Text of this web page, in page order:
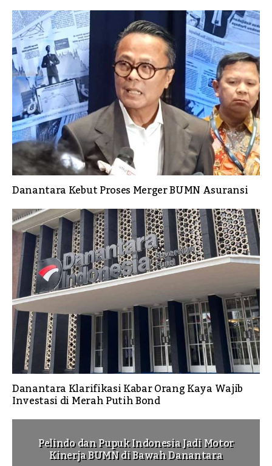
Danantara Kebut Proses Merger BUMN Asuransi
Danantara Klarifikasi Kabar Orang Kaya Wajib
Investasi di Merah Putih Bond
Pelindo dan Pupuk Indonesia Jadi Motor
Kinerja BUMN di Bawah Danantara